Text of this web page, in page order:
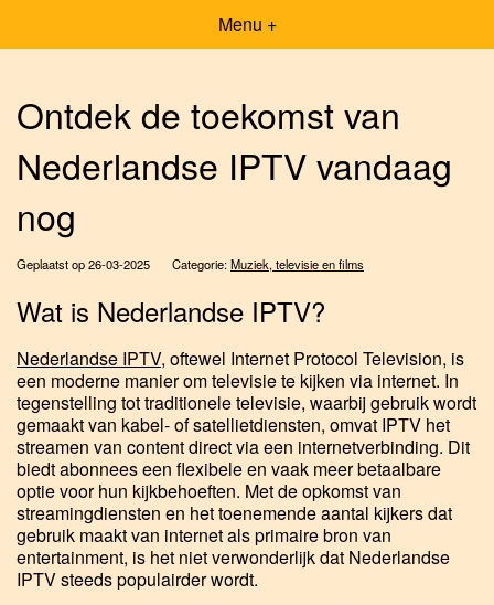
Menu +
Ontdek de toekomst van
Nederlandse IPTV vandaag
nog
Geplaatst op 26-03-2025 Categorie:Muziek, televisie en films
Wat is Nederlandse IPTV?
Nederlandse IPTV, oftewel Internet Protocol Television, is
een moderne manier om televisie te kijken via internet. In
tegenstelling tot traditionele televisie, waarbij gebruik wordt
gemaakt van kabel- of satellietdiensten, omvat IPTV het
streamen van content direct via een internetverbinding. Dit
biedt abonnees een flexibele en vaak meer betaalbare
optie voor hun kijkbehoeften. Met de opkomst van
streamingdiensten en het toenemende aantal kijkers dat
gebruik maakt van internet als primaire bron van
entertainment, is het niet verwonderlijk dat Nederlandse
IPTV steeds populairder wordt.